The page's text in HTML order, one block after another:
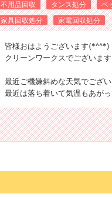
不用品回収 タンス処分 ベ
家具回収処分
家電回収処分
皆様おはようございます(*^^*)
クリーンワークスでございま
最近ご機嫌斜めな天気でござ
最近は落ち着いて気温もあが